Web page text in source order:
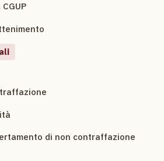
di non contraffazione